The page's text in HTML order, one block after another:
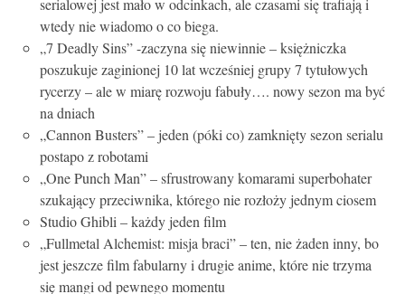
serialowej jest mało w odcinkach, ale czasami się trafiają i
wtedy nie wiadomo o co biega.
„7 Deadly Sins” -zaczyna się niewinnie – księżniczka
poszukuje zaginionej 10 lat wcześniej grupy 7 tytułowych
rycerzy – ale w miarę rozwoju fabuły…. nowy sezon ma być
na dniach
„Cannon Busters” – jeden (póki co) zamknięty sezon serialu
postapo z robotami
„One Punch Man” – sfrustrowany komarami superbohater
szukający przeciwnika, którego nie rozłoży jednym ciosem
Studio Ghibli – każdy jeden film
„Fullmetal Alchemist: misja braci” – ten, nie żaden inny, bo
jest jeszcze film fabularny i drugie anime, które nie trzyma
się mangi od pewnego momentu